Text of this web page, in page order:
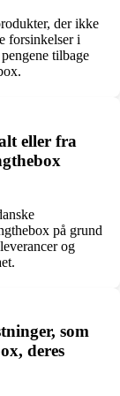
der ikke
forsinkelser i
tilbage
eller fra
på grund
og
som
deres